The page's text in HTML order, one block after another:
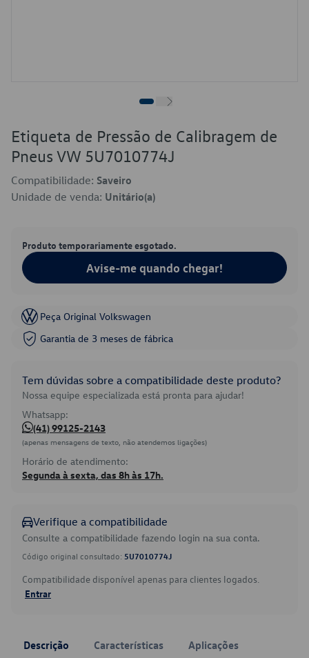
Etiqueta de Pressão de Calibragem de
Pneus VW 5U7010774J
Compatibilidade: Saveiro
Unidade de venda: Unitário(a)
Produto temporariamente esgotado.
Avise-me quando chegar!
Peça Original Volkswagen
Garantia de 3 meses de fábrica
Tem dúvidas sobre a compatibilidade deste produto?
Nossa equipe especializada está pronta para ajudar!
Whatsapp:
(41) 99125-2143
(apenas mensagens de texto, não atendemos ligações)
Horário de atendimento:
Segunda à sexta, das 8h às 17h.
Verifique a compatibilidade
Consulte a compatibilidade fazendo login na sua conta.
Código original consultado: 5U7010774J
Compatibilidade disponível apenas para clientes logados.
Entrar
Descrição Características Aplicações